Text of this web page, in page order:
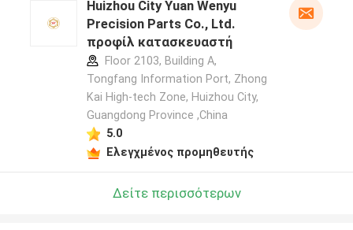
Huizhou City Yuan Wenyu
Precision Parts Co., Ltd.
προφίλ κατασκευαστή
Floor 2103, Building A,
Tongfang Information Port, Zhong
Kai High-tech Zone, Huizhou City,
Guangdong Province ,China
5.0
Ελεγχμένος προμηθευτής
Δείτε περισσότερων